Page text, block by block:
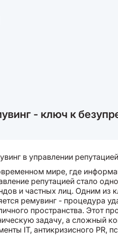
- ключ к
в управлении
мире, где
репутацией стало
и частных лиц. Одним из
ремувинг - процедура
пространства. Этот
задачу, а сложный
IT, антикризисного PR,